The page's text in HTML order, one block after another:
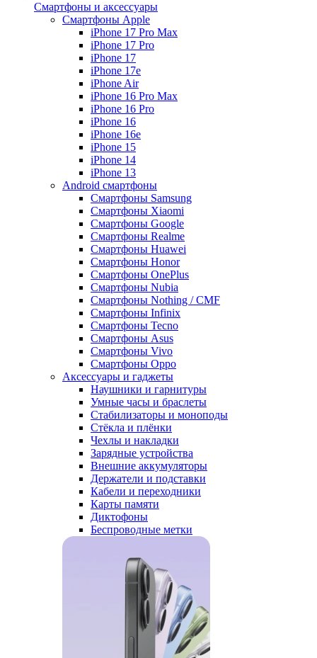
Смартфоны и аксессуары
Смартфоны Apple
iPhone 17 Pro Max
iPhone 17 Pro
iPhone 17
iPhone 17e
iPhone Air
iPhone 16 Pro Max
iPhone 16 Pro
iPhone 16
iPhone 16e
iPhone 15
iPhone 14
iPhone 13
Android cмартфоны
Смартфоны Samsung
Смартфоны Xiaomi
Смартфоны Google
Смартфоны Realme
Смартфоны Huawei
Смартфоны Honor
Смартфоны OnePlus
Смартфоны Nubia
Смартфоны Nothing / CMF
Смартфоны Infinix
Смартфоны Tecno
Смартфоны Asus
Смартфоны Vivo
Смартфоны Oppo
Аксессуары и гаджеты
Наушники и гарнитуры
Умные часы и браслеты
Стабилизаторы и моноподы
Стёкла и плёнки
Чехлы и накладки
Зарядные устройства
Внешние аккумуляторы
Держатели и подставки
Кабели и переходники
Карты памяти
Диктофоны
Беспроводные метки